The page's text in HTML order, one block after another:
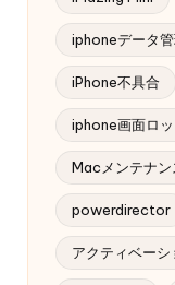
iphoneデータ
iPhone不具合
iphone画面ロッ
Macメンテナン
powerdirector
アクティベー